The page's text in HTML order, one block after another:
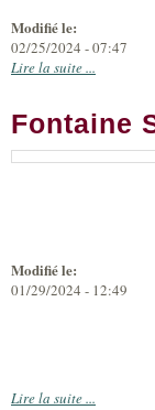
Modifié le:
02/25/2024 - 07:47
Lire la suite ...
Fontaine
Modifié le:
01/29/2024 - 12:49
Lire la suite ...